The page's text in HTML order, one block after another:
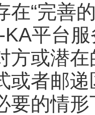
在“完善
平台服
方或潜
或者邮
要的情